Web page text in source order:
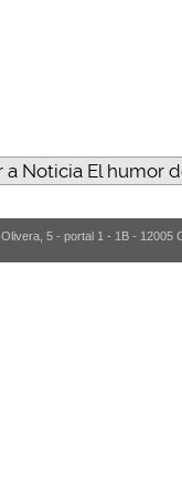
a Noticia El humor
5 - portal 1 - 1B - 12005